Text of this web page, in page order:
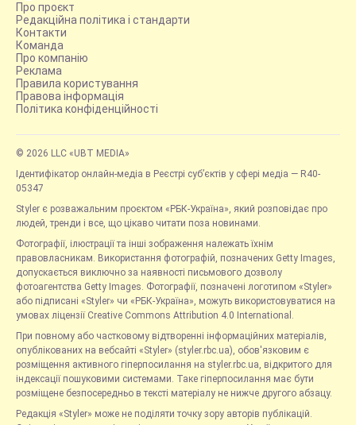
Про проєкт
Редакційна політика і стандарти
Контакти
Команда
Про компанію
Реклама
Правила користування
Правова інформація
Політика конфіденційності
© 2026 LLC «UBT MEDIA»
Ідентифікатор онлайн-медіа в Реєстрі суб’єктів у сфері медіа — R40-
05347
Styler є розважальним проєктом «РБК-Україна», який розповідає про
людей, тренди і все, що цікаво читати поза новинами.
Фотографії, ілюстрації та інші зображення належать їхнім
правовласникам. Використання фотографій, позначених Getty Images,
допускається виключно за наявності письмового дозволу
фотоагентства Getty Images. Фотографії, позначені логотипом «Styler»
або підписані «Styler» чи «РБК-Україна», можуть використовуватися на
умовах ліцензії Creative Commons Attribution 4.0 International.
При повному або частковому відтворенні інформаційних матеріалів,
опублікованих на вебсайті «Styler» (styler.rbc.ua), обов'язковим є
розміщення активного гіперпосилання на styler.rbc.ua, відкритого для
індексації пошуковими системами. Таке гіперпосилання має бути
розміщене безпосередньо в тексті матеріалу не нижче другого абзацу.
Редакція «Styler» може не поділяти точку зору авторів публікацій.